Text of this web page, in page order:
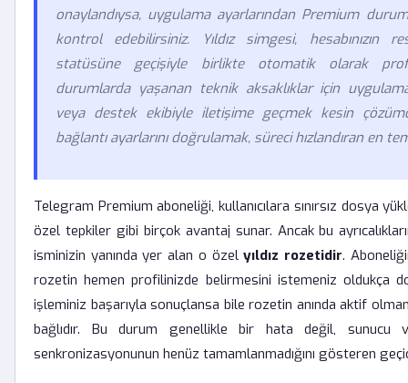
onaylandıysa, uygulama ayarlarından Premium
kontrol edebilirsiniz. Yıldız simgesi, hesabınızın
statüsüne geçişiyle birlikte otomatik olarak
durumlarda yaşanan teknik aksaklıklar için
veya destek ekibiyle iletişime geçmek kesin
bağlantı ayarlarını doğrulamak, süreci hızlandıran en
Telegram Premium aboneliği, kullanıcılara sınırsız dosya
özel tepkiler gibi birçok avantaj sunar. Ancak bu
isminizin yanında yer alan o özelyıldız rozetidir.
rozetin hemen profilinizde belirmesini istemeniz oldukça
işleminiz başarıyla sonuçlansa bile rozetin anında aktif
bağlıdır. Bu durum genellikle bir hata değil, sunucu
senkronizasyonunun henüz tamamlanmadığını gösteren